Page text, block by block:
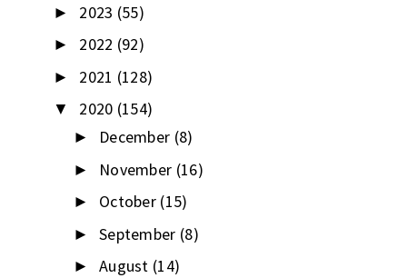
► 2023 (55)
► 2022 (92)
► 2021 (128)
▼ 2020 (154)
► December (8)
► November (16)
► October (15)
► September (8)
► August (14)